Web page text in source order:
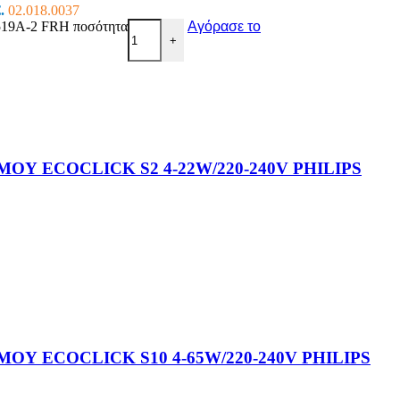
02.018.0037
2 FRH ποσότητα
+
Αγόρασε το
ECOCLICK S2 4-22W/220-240V PHILIPS
ECOCLICK S10 4-65W/220-240V PHILIPS